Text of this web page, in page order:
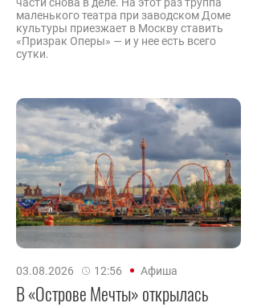
части снова в деле. На этот раз труппа
маленького театра при заводском Доме
культуры приезжает в Москву ставить
«Призрак Оперы» — и у нее есть всего
сутки.
03.08.2026 12:56 Афиша
В «Острове Мечты» открылась